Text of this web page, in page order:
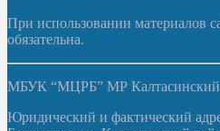
При использовании материалов
обязательна.
МБУК “МЦРБ” МР Калтасинский
Юридический и фактический